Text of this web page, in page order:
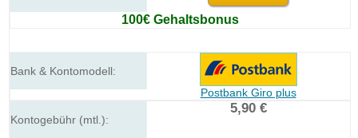
100€ Gehaltsbonus
Postbank Giro plus
5,90 €